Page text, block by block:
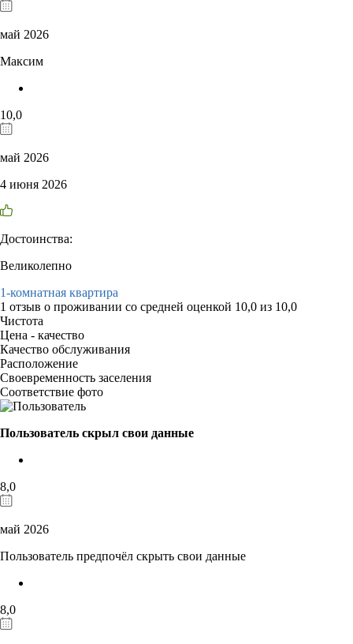
май 2026
Максим
10,0
май 2026
4 июня 2026
Достоинства:
Великолепно
1-комнатная квартира
1 отзыв о проживании со средней оценкой 10,0 из 10,0
Чистота
Цена - качество
Качество обслуживания
Расположение
Своевременность заселения
Соответствие фото
Пользователь скрыл свои данные
8,0
май 2026
Пользователь предпочёл скрыть свои данные
8,0